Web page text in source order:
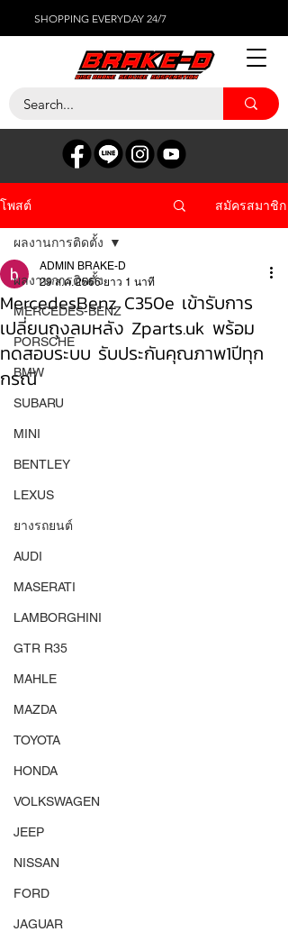
SHOPPING EVERYDAY 24/7
โพสต์ สมัครสมาชิก
ผลงานการติดตั้ง
MERCEDES-BENZ
PORSCHE
BMW
SUBARU
MINI
BENTLEY
LEXUS
ยางรถยนต์
AUDI
MASERATI
LAMBORGHINI
GTR R35
MAHLE
MAZDA
TOYOTA
HONDA
VOLKSWAGEN
JEEP
NISSAN
FORD
JAGUAR
ผลงานการติดตั้ง
MercedesBenz C350e เข้ารับการ
เปลี่ยนถุงลมหลัง Zparts.uk พร้อม
ทดสอบระบบ รับประกันคุณภาพ1ปีทุก
กรณี
ADMIN BRAKE-D
29 ส.ค. 2566 ยาว 1 นาที